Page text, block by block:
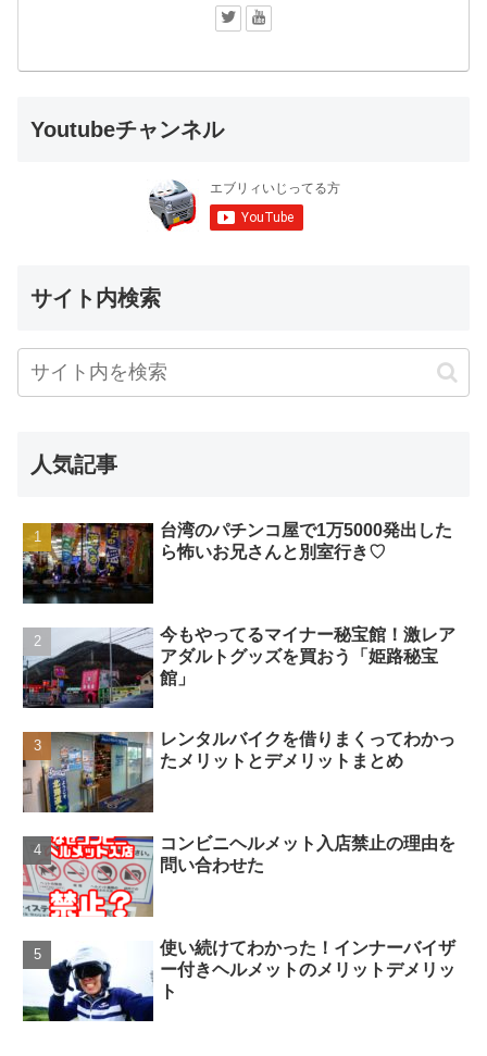
Youtubeチャンネル
サイト内検索
人気記事
台湾のパチンコ屋で1万5000発出した
ら怖いお兄さんと別室行き♡
今もやってるマイナー秘宝館！激レア
アダルトグッズを買おう「姫路秘宝
館」
レンタルバイクを借りまくってわかっ
たメリットとデメリットまとめ
コンビニヘルメット入店禁止の理由を
問い合わせた
使い続けてわかった！インナーバイザ
ー付きヘルメットのメリットデメリッ
ト